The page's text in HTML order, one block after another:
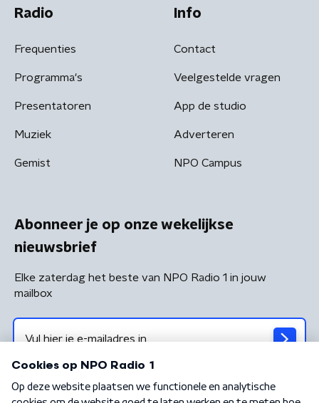
Radio
Frequenties
Programma's
Presentatoren
Muziek
Gemist
Info
Contact
Veelgestelde vragen
App de studio
Adverteren
NPO Campus
Abonneer je op onze wekelijkse
nieuwsbrief
Elke zaterdag het beste van NPO Radio 1 in jouw
mailbox